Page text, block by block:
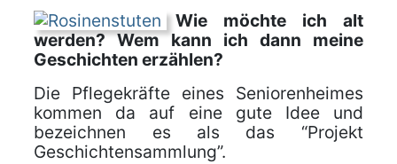
Wie möchte ich alt
werden? Wem kann ich dann meine
Geschichten erzählen?
Die Pflegekräfte eines Seniorenheimes
kommen da auf eine gute Idee und
bezeichnen es als das “Projekt
Geschichtensammlung”.